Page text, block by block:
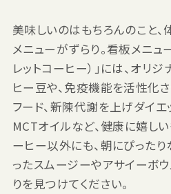
美味しいのはもちろんのこと
メニューがずらり。看板メニ
レットコーヒー）」には、オリ
ヒー豆や、免疫機能を活性化
フード、新陳代謝を上げダイ
MCTオイルなど、健康に嬉し
ーヒー以外にも、朝にぴったり
ったスムージーやアサイーボ
りを見つけてください。